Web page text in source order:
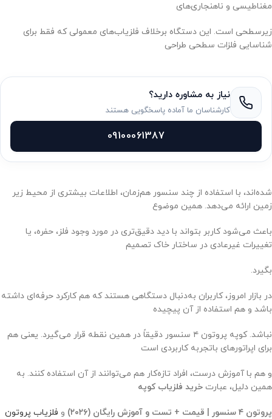
مغناطیسی و ناهنجاری‌های
زیرسطحی است. این دستگاه برخلاف فلزیاب‌های معمولی که فقط برای
شناسایی فلزات سطحی طراحی
نیاز به مشاوره دارید؟
کارشناسان ما آماده پاسخگویی هستند
09100061387
شده‌اند، با استفاده از چند سنسور هم‌زمان، اطلاعات بیشتری از محیط زیر
زمین ارائه می‌دهد. همین موضوع
باعث می‌شود کاربر بتواند با دید دقیق‌تری در مورد وجود فلز، حفره، یا
تغییرات غیرعادی در ساختار خاک تصمیم
بگیرد.
در بازار امروز، کاربران به‌دنبال دستگاهی هستند که هم کارکرد حرفه‌ای داشته
باشد و هم استفاده از آن پیچیده
نباشد. کوپه پروتون ۴ سنسور دقیقاً در همین نقطه قرار می‌گیرد. یعنی هم
برای اپراتورهای باتجربه کاربردی است
و هم با آموزش درست، افراد تازه‌کار هم می‌توانند از آن استفاده کنند. به
همین دلیل، عبارت خرید فلزیاب کوپه
پروتون ۴ سنسور | قیمت + تست و آموزش رایگان (۲۰۲۶) و فلزیاب پروتون